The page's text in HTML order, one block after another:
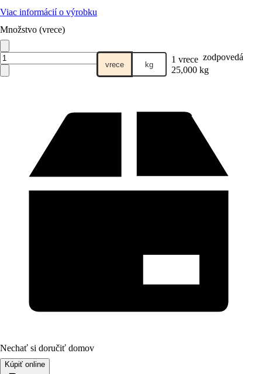
Viac informácií o výrobku
Množstvo (vrece)
vrece kg 1 vrece zodpovedá
25,000 kg
Nechať si doručiť domov
Kúpiť online